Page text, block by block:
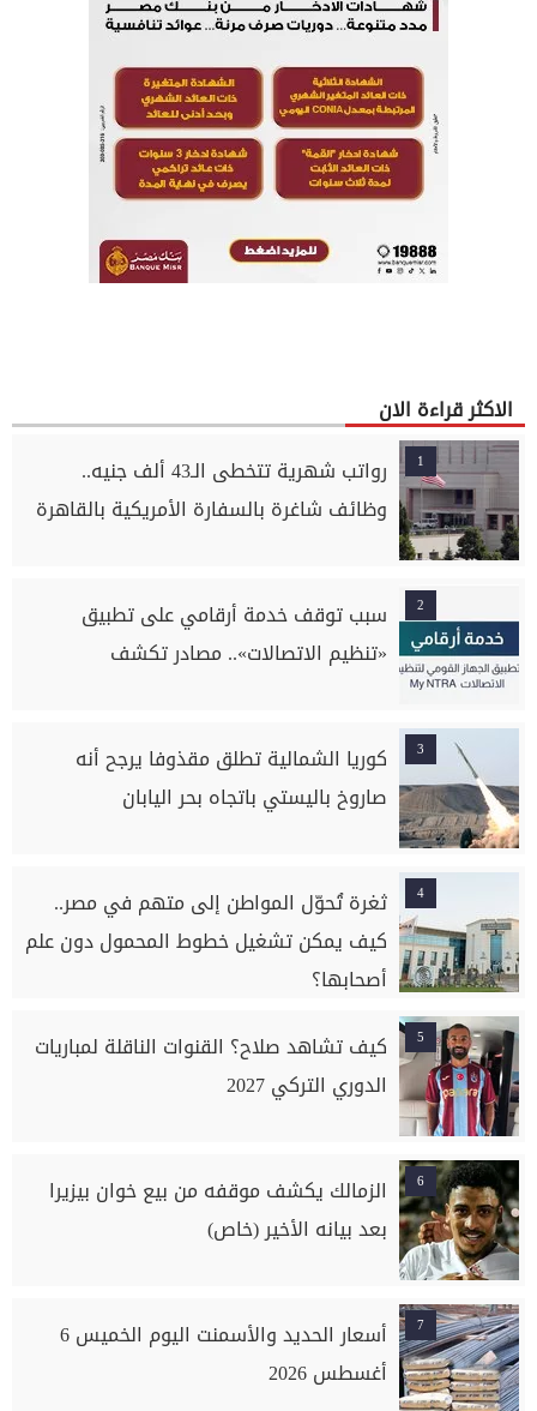
الاكثر قراءة الان
1
رواتب شهرية تتخطى الـ43 ألف جنيه..
وظائف شاغرة بالسفارة الأمريكية بالقاهرة
2
سبب توقف خدمة أرقامي على تطبيق
«تنظيم الاتصالات».. مصادر تكشف
3
كوريا الشمالية تطلق مقذوفا يرجح أنه
صاروخ باليستي باتجاه بحر اليابان
4
ثغرة تُحوّل المواطن إلى متهم في مصر..
كيف يمكن تشغيل خطوط المحمول دون علم
أصحابها؟
5
كيف تشاهد صلاح؟ القنوات الناقلة لمباريات
الدوري التركي 2027
6
الزمالك يكشف موقفه من بيع خوان بيزيرا
بعد بيانه الأخير (خاص)
7
أسعار الحديد والأسمنت اليوم الخميس 6
أغسطس 2026